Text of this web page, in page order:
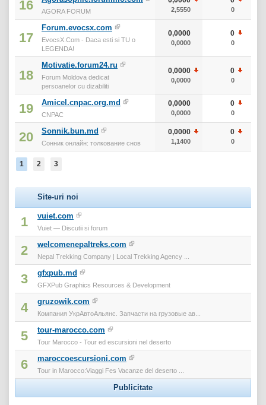
16 AGORA FORUM 2,5550 0
17
Forum.evocsx.com
EvocsX.Com - Daca esti si TU o
LEGENDA!
0,0000
0,0000
0
0
18
Motivatie.forum24.ru
Forum Moldova dedicat
persoanelor cu dizabiliti
0,0000
0,0000
0
0
19 Amicel.cnpac.org.md
CNPAC
0,0000
0,0000
0
0
20 Sonnik.bun.md
Сонник онлайн: толкование снов
0,0000
1,1400
0
0
1 2 3
Site-uri noi
1 vuiet.com
Vuiet — Discutii si forum
2 welcomenepaltreks.com
Nepal Trekking Company | Local Trekking Agency ...
3 gfxpub.md
GFXPub Graphics Resources & Development
4 gruzowik.com
Компания УкрАвтоАльянс. Запчасти на грузовые ав...
5 tour-marocco.com
Tour Marocco - Tour ed escursioni nel deserto
6 maroccoescursioni.com
Tour in Marocco:Viaggi Fes Vacanze del deserto ...
Publicitate